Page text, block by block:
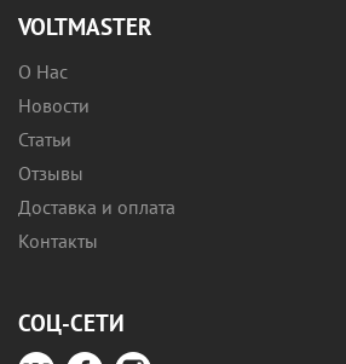
VOLTMASTER
О Нас
Новости
Статьи
Отзывы
Доставка и оплата
Контакты
СОЦ-СЕТИ